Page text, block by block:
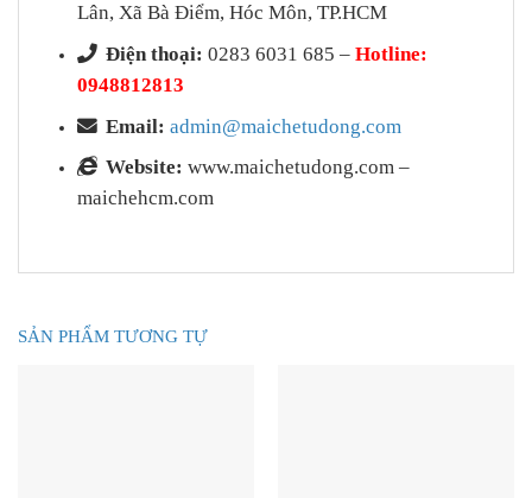
Lân, Xã Bà Điểm, Hóc Môn, TP.HCM
Điện thoại: 0283 6031 685 – Hotline:
0948812813
Email: admin@maichetudong.com
Website: www.maichetudong.com –
maichehcm.com
SẢN PHẨM TƯƠNG TỰ